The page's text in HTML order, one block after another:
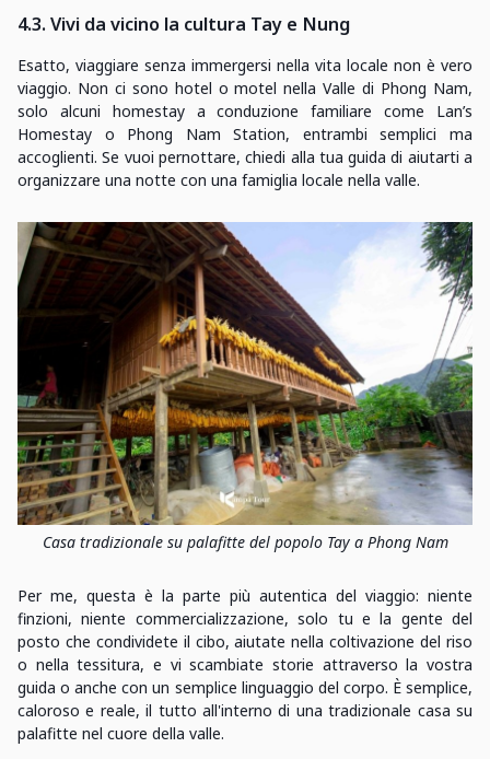
4.3. Vivi da vicino la cultura Tay e Nung
Esatto, viaggiare senza immergersi nella vita locale non è vero
viaggio. Non ci sono hotel o motel nella Valle di Phong Nam,
solo alcuni homestay a conduzione familiare come Lan’s
Homestay o Phong Nam Station, entrambi semplici ma
accoglienti. Se vuoi pernottare, chiedi alla tua guida di aiutarti a
organizzare una notte con una famiglia locale nella valle.
Casa tradizionale su palafitte del popolo Tay a Phong Nam
Per me, questa è la parte più autentica del viaggio: niente
finzioni, niente commercializzazione, solo tu e la gente del
posto che condividete il cibo, aiutate nella coltivazione del riso
o nella tessitura, e vi scambiate storie attraverso la vostra
guida o anche con un semplice linguaggio del corpo. È semplice,
caloroso e reale, il tutto all'interno di una tradizionale casa su
palafitte nel cuore della valle.